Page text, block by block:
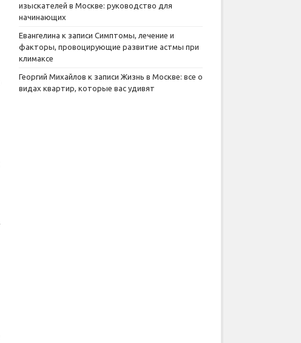
изыскателей в Москве: руководство для
начинающих
Евангелина к записи Симптомы, лечение и
факторы, провоцирующие развитие астмы при
климаксе
Георгий Михайлов к записи Жизнь в Москве: все о
видах квартир, которые вас удивят